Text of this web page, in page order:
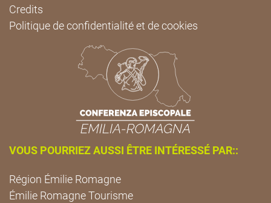
Credits
Politique de confidentialité et de cookies
VOUS POURRIEZ AUSSI ÊTRE INTÉRESSÉ PAR::
Région Émilie Romagne
Émilie Romagne Tourisme